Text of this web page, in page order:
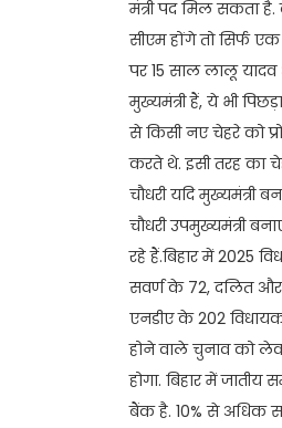
मंत्री पद मिल सकता
सीएम होंगे तो सिर्फ
पर 15 साल लालू यादव
मुख्यमंत्री हैं, ये भी
से किसी नए चेहरे को
करते थे. इसी तरह का
चौधरी यदि मुख्यमंत्री
चौधरी उपमुख्यमंत्री
रहे हैं.बिहार में 2025
सवर्ण के 72, दलित
एनडीए के 202
होने वाले चुनाव को
होगा. बिहार में
बैंक है. 10% से अधिक